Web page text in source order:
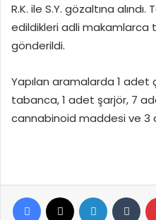
R.K. ile S.Y. gözaltına
edildikleri adli makamlarca
gönderildi.
Yapılan aramalarda 1 adet
tabanca, 1 adet şarjör, 7
cannabinoid maddesi ve 3
Facebook LinkedIn